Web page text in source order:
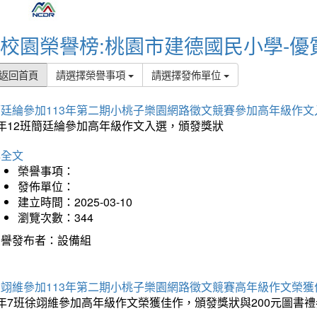
校園榮譽榜:桃園市建德國民小學-優
回首頁 請選擇榮譽事項 請選擇發佈單位
綸參加113年第二期小桃子樂園網路徵文競賽參加高年級作
12班簡廷綸參加高年級作文入選，頒發獎狀
文
榮譽事項：
發佈單位：
建立時間：2025-03-10
瀏覽次數：344
發布者：設備組
維參加113年第二期小桃子樂園網路徵文競賽高年級作文榮
7班徐翊維參加高年級作文榮獲佳作，頒發獎狀與200元圖書